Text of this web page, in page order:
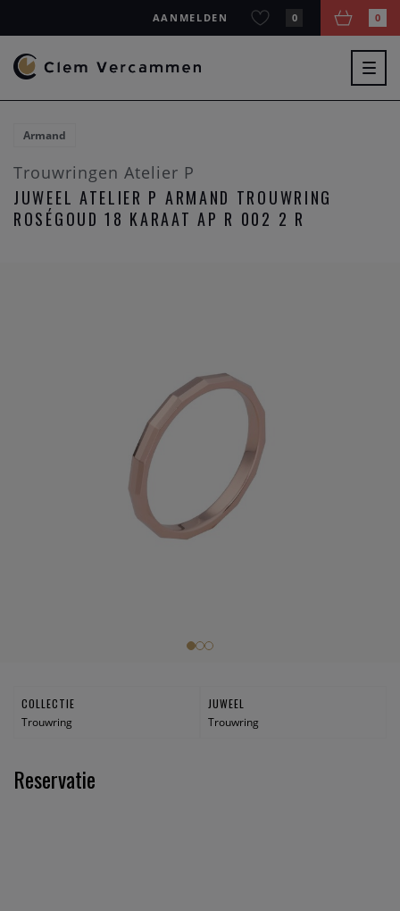
AANMELDEN 0 0
Armand
Trouwringen Atelier P
JUWEEL ATELIER P ARMAND TROUWRING
ROSÉGOUD 18 KARAAT AP R 002 2 R
COLLECTIE
Trouwring
JUWEEL
Trouwring
Reservatie